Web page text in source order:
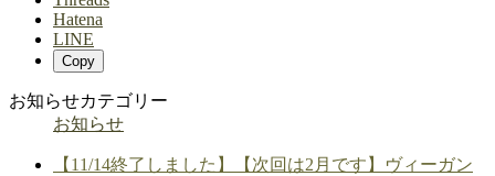
Hatena
LINE
Copy
お知らせカテゴリー
お知らせ
【11/14終了しました】【次回は2月です】ヴィーガン